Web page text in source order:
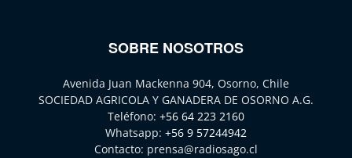
SOBRE NOSOTROS
Avenida Juan Mackenna 904, Osorno, Chile
SOCIEDAD AGRICOLA Y GANADERA DE OSORNO A.G.
Teléfono: +56 64 223 2160
Whatsapp: +56 9 57244942
Contacto: prensa@radiosago.cl